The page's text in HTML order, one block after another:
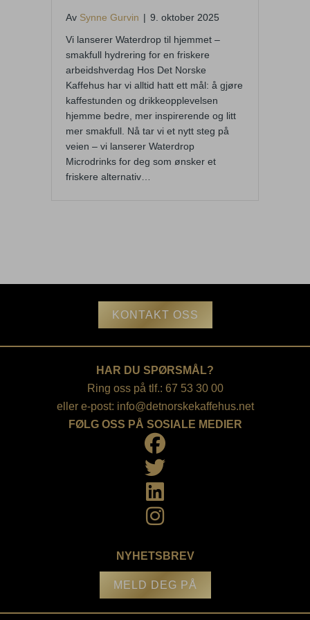
Av Synne Gurvin | 9. oktober 2025
Vi lanserer Waterdrop til hjemmet –
smakfull hydrering for en friskere
arbeidshverdag Hos Det Norske
Kaffehus har vi alltid hatt ett mål: å gjøre
kaffestunden og drikkeopplevelsen
hjemme bedre, mer inspirerende og litt
mer smakfull. Nå tar vi et nytt steg på
veien – vi lanserer Waterdrop
Microdrinks for deg som ønsker et
friskere alternativ…
KONTAKT OSS
HAR DU SPØRSMÅL?
Ring oss på tlf.: 67 53 30 00
eller e-post: info@detnorskekaffehus.net
FØLG OSS PÅ SOSIALE MEDIER
NYHETSBREV
MELD DEG PÅ